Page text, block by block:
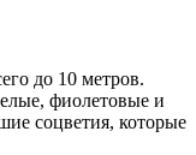
до 10 метров.
фиолетовые и
соцветия, которые